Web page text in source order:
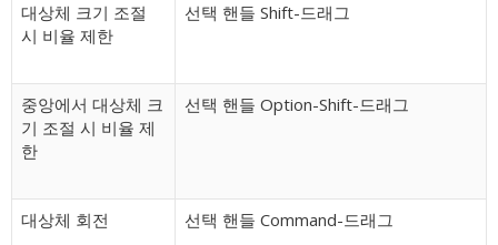
대상체 크기 조절
시 비율 제한
선택 핸들 Shift-드래그
중앙에서 대상체 크
기 조절 시 비율 제
한
선택 핸들 Option-Shift-드래그
대상체 회전 선택 핸들 Command-드래그